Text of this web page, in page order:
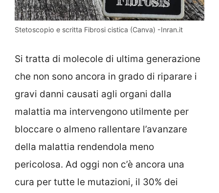
Stetoscopio e scritta Fibrosi cistica (Canva) -Inran.it
Si tratta di molecole di ultima generazione
che non sono ancora in grado di riparare i
gravi danni causati agli organi dalla
malattia ma intervengono utilmente per
bloccare o almeno rallentare l’avanzare
della malattia rendendola meno
pericolosa. Ad oggi non c’è ancora una
cura per tutte le mutazioni, il 30% dei